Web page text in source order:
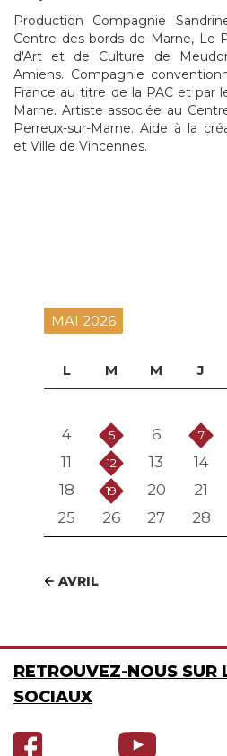
Production Compagnie
Centre des bords de Marne, Le
d'Art et de Culture de
Amiens. Compagnie
France au titre de la PAC et par
Marne. Artiste associée au
Perreux-sur-Marne. Aide à la
et Ville de Vincennes.
MAI 2026
L M M J
4
5 6 7
11
12 13 14
18
19 20 21
25
26 27 28
AVRIL
RETROUVEZ-NOUS SUR
SOCIAUX